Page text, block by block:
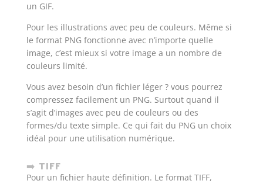
un GIF.
Pour les illustrations avec peu de couleurs. Même si
le format PNG fonctionne avec n’importe quelle
image, c’est mieux si votre image a un nombre de
couleurs limité.
Vous avez besoin d’un fichier léger ? vous pourrez
compressez facilement un PNG. Surtout quand il
s’agit d’images avec peu de couleurs ou des
formes/du texte simple. Ce qui fait du PNG un choix
idéal pour une utilisation numérique.
➡️ TIFF
Pour un fichier haute définition. Le format TIFF,